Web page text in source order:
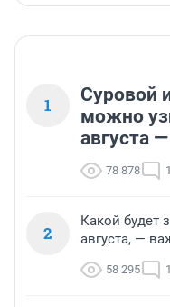
1
Суровой
можно
августа
78 878
2
Какой будет
августа, —
58 295